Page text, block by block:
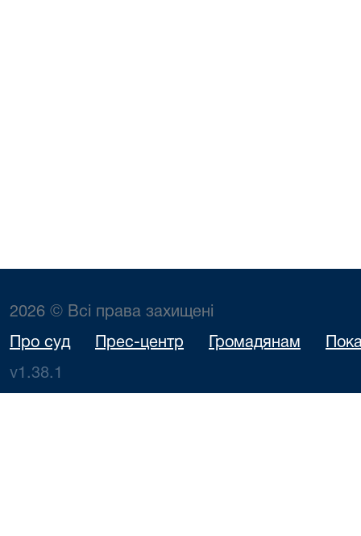
2026 © Всі права захищені
Про суд Прес-центр Громадянам
v1.38.1